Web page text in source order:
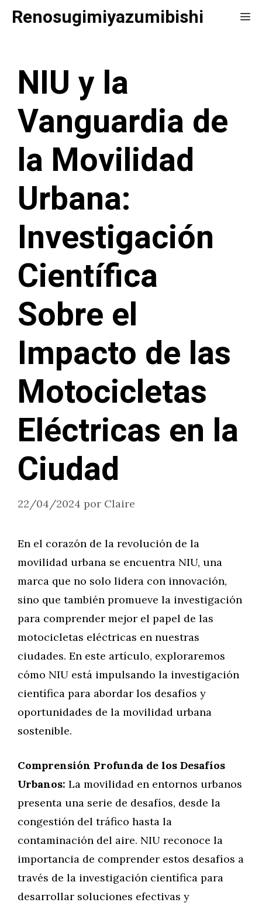
SaltarRenosugimiyazumibishi
NIU y la
Vanguardia de
la Movilidad
Urbana:
Investigación
Científica
Sobre el
Impacto de las
Motocicletas
Eléctricas en la
Ciudad
22/04/2024 por Claire
En el corazón de la revolución de la
movilidad urbana se encuentra NIU, una
marca que no solo lidera con innovación,
sino que también promueve la investigación
para comprender mejor el papel de las
motocicletas eléctricas en nuestras
ciudades. En este artículo, exploraremos
cómo NIU está impulsando la investigación
científica para abordar los desafíos y
oportunidades de la movilidad urbana
sostenible.
Comprensión Profunda de los Desafíos
Urbanos: La movilidad en entornos urbanos
presenta una serie de desafíos, desde la
congestión del tráfico hasta la
contaminación del aire. NIU reconoce la
importancia de comprender estos desafíos a
través de la investigación científica para
desarrollar soluciones efectivas y